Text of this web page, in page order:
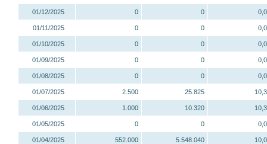
01/12/2025 0 0
01/11/2025 0 0
01/10/2025 0 0
01/09/2025 0 0
01/08/2025 0 0
01/07/2025 2.500 25.825
01/06/2025 1.000 10.320
01/05/2025 0 0
01/04/2025 552.000 5.548.040